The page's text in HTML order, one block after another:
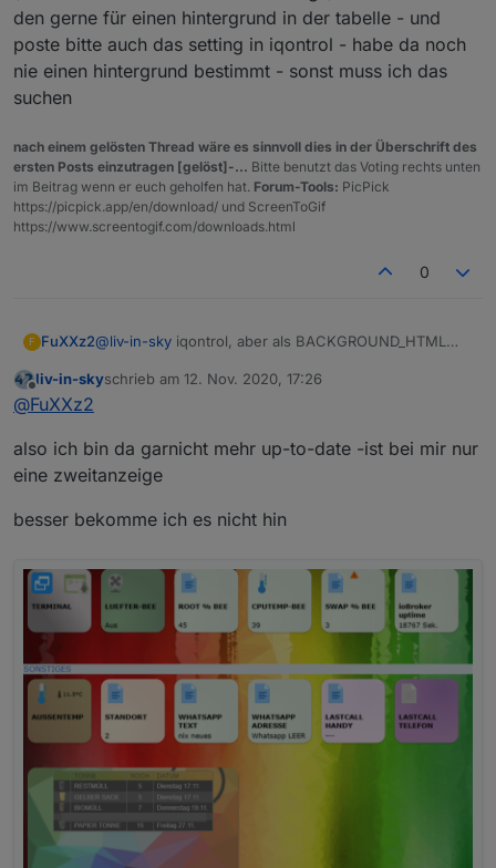
den gerne für einen hintergrund in der tabelle - und
poste bitte auch das setting in iqontrol - habe da noch
nie einen hintergrund bestimmt - sonst muss ich das
suchen
nach einem gelösten Thread wäre es sinnvoll dies in der Überschrift des
ersten Posts einzutragen [gelöst]-... Bitte benutzt das Voting rechts unten
im Beitrag wenn er euch geholfen hat. Forum-Tools: PicPick
https://picpick.app/en/download/ und ScreenToGif
https://www.screentogif.com/downloads.html
0
F FuXXz2@liv-in-sky iqontrol, aber als BACKGROUND_HTML
schön.
Offline
liv-in-skyschrieb am 12. Nov. 2020, 17:26
zuletzt editiert von
@FuXXz2
also ich bin da garnicht mehr up-to-date -ist bei mir nur
eine zweitanzeige
besser bekomme ich es nicht hin